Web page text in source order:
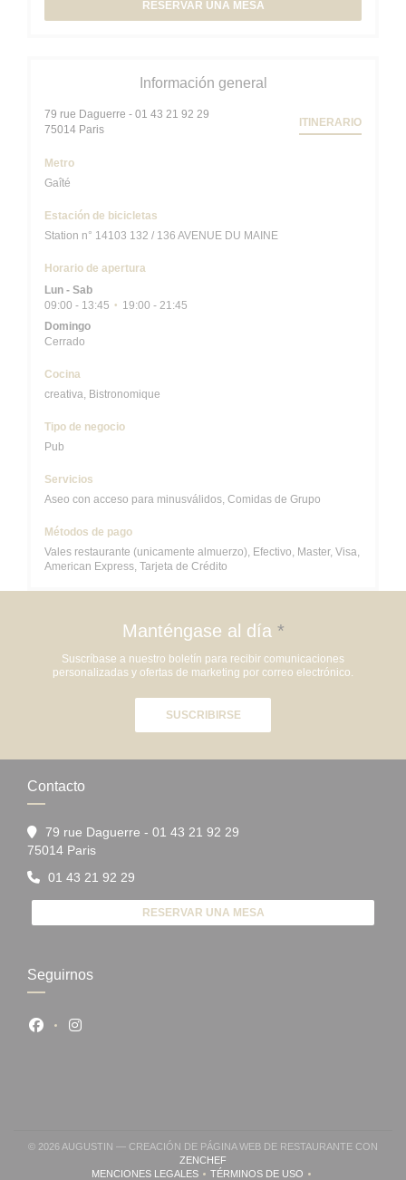
RESERVAR UNA MESA
Información general
79 rue Daguerre - 01 43 21 92 29
75014 Paris((abre en una nueva ventana))
ITINERARIO
Metro
Gaîté
Estación de bicicletas
Station n° 14103 132 / 136 AVENUE DU MAINE
Horario de apertura
Lun - Sab
09:00 - 13:45 •
19:00 - 21:45
Domingo
Cerrado
Cocina
creativa, Bistronomique
Tipo de negocio
Pub
Servicios
Aseo con acceso para minusválidos, Comidas de Grupo
Métodos de pago
Vales restaurante (unicamente almuerzo), Efectivo, Master, Visa,
American Express, Tarjeta de Crédito
Manténgase al día *
Suscríbase a nuestro boletín para recibir comunicaciones
personalizadas y ofertas de marketing por correo electrónico.
SUSCRIBIRSE
Contacto
79 rue Daguerre - 01 43 21 92 29
75014 Paris((abre en una nueva ventana))
01 43 21 92 29
RESERVAR UNA MESA
Seguirnos
Facebook ((abre en una nueva ventana))
Instagram ((abre en una nueva ventana))
© 2026 AUGUSTIN — CREACIÓN DE PÁGINA WEB DE RESTAURANTE CON
ZENCHEF((ABRE EN UNA NUEVA VENTANA))
MENCIONES LEGALES
TÉRMINOS DE USO